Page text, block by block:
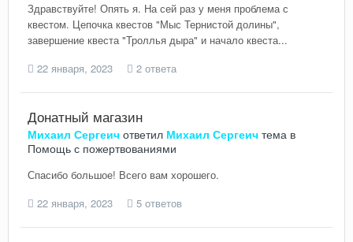
Здравствуйте! Опять я. На сей раз у меня проблема с
квестом. Цепочка квестов "Мыс Тернистой долины",
завершение квеста "Троллья дыра" и начало квеста...
22 января, 2023
2 ответа
Донатный магазин
Михаил Сергеич ответил Михаил Сергеич тема в
Помощь с пожертвованиями
Спасибо большое! Всего вам хорошего.
22 января, 2023
5 ответов